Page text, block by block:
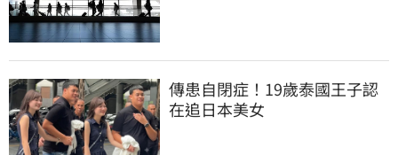
傳患自閉症！19歲泰國王子認
在追日本美女